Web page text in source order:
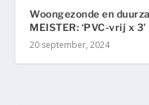
Woongezonde en
MEISTER: ‘PVC-vrij x 3’
20 september, 2024